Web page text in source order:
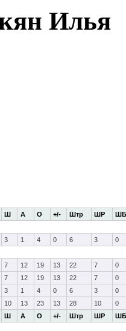
Илья
Ш А О +/- Штр ШР ШБ
Ш А О +/- Штр ШР ШБ
3 1 4 0 6 3
0
7 12 19 13 22 7
0
7 12 19 13 22 7
0
3 1 4 0 6 3
0
10 13 23 13 28 10 0